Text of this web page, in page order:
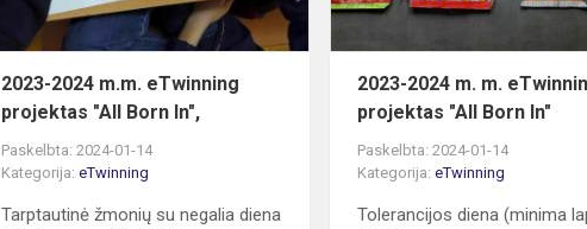
Born
2023-2024 m.m. eTwinning
projektas "All Born In",
Paskelbta: 2024-01-14
Kategorija:eTwinning
Tarptautinė žmonių su negalia diena
2023-2024 m. m.
projektas "All Born In"
Paskelbta: 2024-01-14
Kategorija:eTwinning
Tolerancijos diena (minima